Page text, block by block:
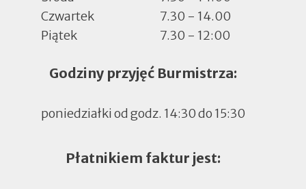
Czwartek
7.30 - 14.00
Piątek
7.30 - 12:00
Godziny przyjęć Burmistrza:
poniedziałki od godz. 14:30 do 15:30
Płatnikiem faktur jest: